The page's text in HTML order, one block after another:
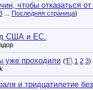
чтобы отказаться
Последняя страница)
США и ЕС.
уже проходили ( 1 2 3)
и тридцатилетие